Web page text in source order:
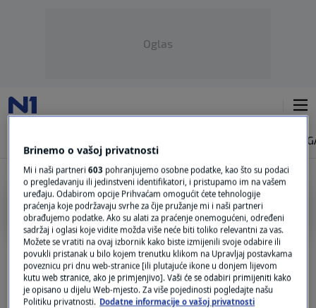
Oglas
DESETI KORPUS ZAGREBAČKI
Zagrebački antifašisti: Nikad se nije tako
agresivno napadalo sudionike NOB-a
VIJESTI|16. lip.| 0
Brinemo o vašoj privatnosti
Mi i naši partneri603 pohranjujemo osobne podatke, kao što su podaci
o pregledavanju ili jedinstveni identifikatori, i pristupamo im na vašem
uređaju. Odabirom opcije Prihvaćam omogućit ćete tehnologije
praćenja koje podržavaju svrhe za čije pružanje mi i naši partneri
obrađujemo podatke. Ako su alati za praćenje onemogućeni, određeni
sadržaj i oglasi koje vidite možda više neće biti toliko relevantni za vas.
Možete se vratiti na ovaj izbornik kako biste izmijenili svoje odabire ili
povukli pristanak u bilo kojem trenutku klikom na Upravljaj postavkama
poveznicu pri dnu web-stranice [ili plutajuće ikone u donjem lijevom
kutu web stranice, ako je primjenjivo]. Vaši će se odabiri primijeniti kako
je opisano u dijelu Web-mjesto. Za više pojedinosti pogledajte našu
Politiku privatnosti. Dodatne informacije o vašoj privatnosti